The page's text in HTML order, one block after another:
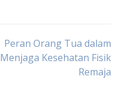
Peran Orang Tua dalam
Menjaga Kesehatan Fisik
Remaja